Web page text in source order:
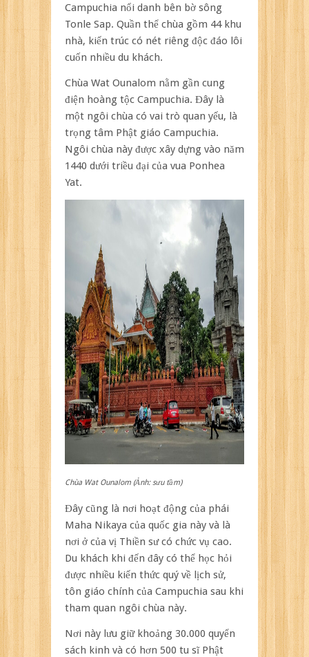
Campuchia nổi danh bên bờ sông
Tonle Sap. Quần thể chùa gồm 44 khu
nhà, kiến trúc có nét riêng độc đáo lôi
cuốn nhiều du khách.
Chùa Wat Ounalom nằm gần cung
điện hoàng tộc Campuchia. Đây là
một ngôi chùa có vai trò quan yếu, là
trọng tâm Phật giáo Campuchia.
Ngôi chùa này được xây dựng vào năm
1440 dưới triều đại của vua Ponhea
Yat.
Chùa Wat Ounalom (Ảnh: sưu tầm)
Đây cũng là nơi hoạt động của phái
Maha Nikaya của quốc gia này và là
nơi ở của vị Thiền sư có chức vụ cao.
Du khách khi đến đây có thể học hỏi
được nhiều kiến thức quý về lịch sử,
tôn giáo chính của Campuchia sau khi
tham quan ngôi chùa này.
Nơi này lưu giữ khoảng 30.000 quyển
sách kinh và có hơn 500 tu sĩ Phật